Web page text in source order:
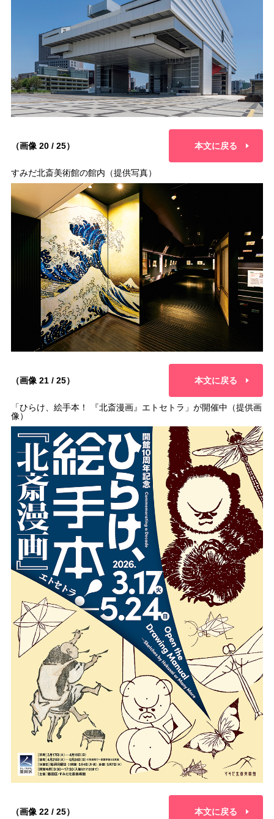
（画像 20 / 25） 本文に戻る
すみだ北斎美術館の館内（提供写真）
（画像 21 / 25） 本文に戻る
「ひらけ、絵手本！ 『北斎漫画』エトセトラ」が開催中（提供画
像）
（画像 22 / 25） 本文に戻る